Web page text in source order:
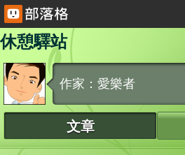
休憩驛站
作家：愛樂者
文章